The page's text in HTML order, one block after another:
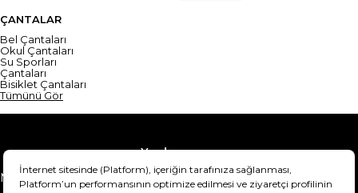
ÇANTALAR
Bel Çantaları
Okul Çantaları
Su Sporları
Çantaları
Bisiklet Çantaları
Tümünü Gör
Yardım
Mesafeli Satış Sözleşmesi
Teslimat Bilgisi